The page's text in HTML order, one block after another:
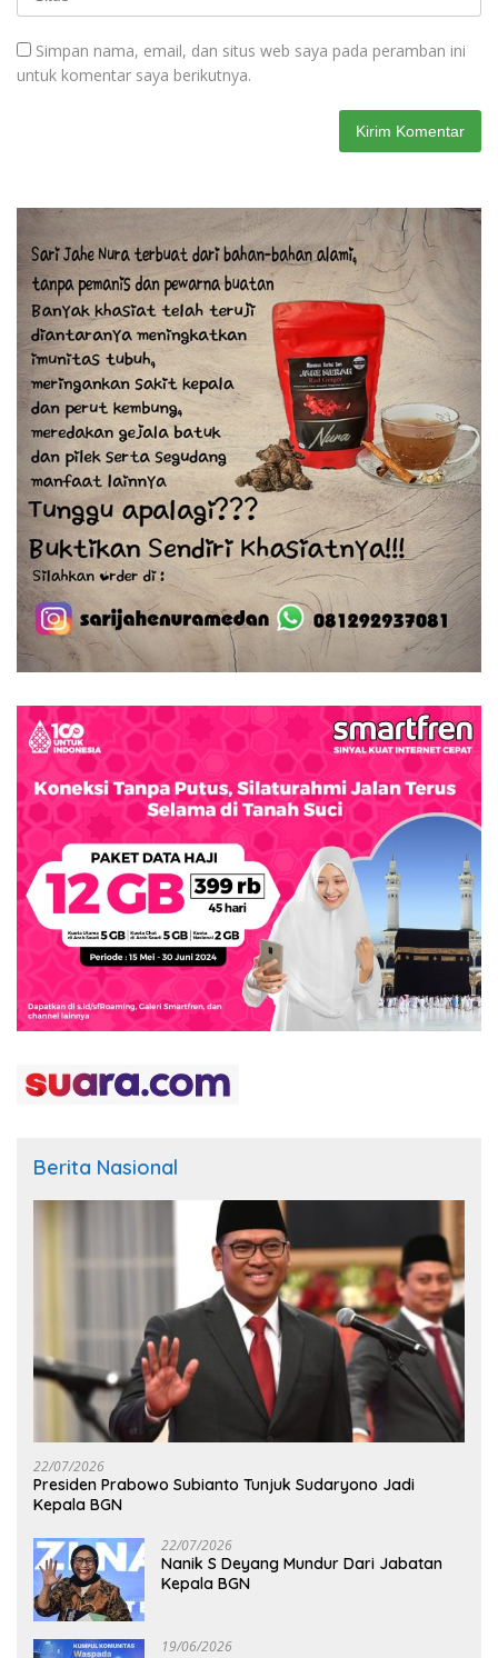
Simpan nama, email, dan situs web saya pada peramban ini
untuk komentar saya berikutnya.
Berita Nasional
22/07/2026
Presiden Prabowo Subianto Tunjuk Sudaryono Jadi
Kepala BGN
22/07/2026
Nanik S Deyang Mundur Dari Jabatan
Kepala BGN
19/06/2026